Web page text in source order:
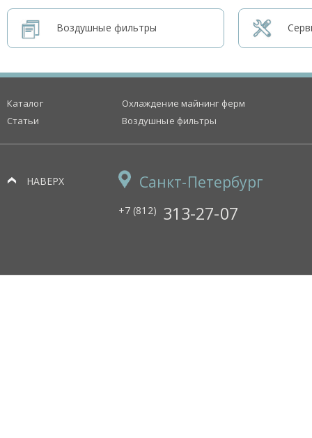
Воздушные фильтры
Каталог
Статьи
Охлаждение майнинг ферм
Воздушные фильтры
НАВЕРХ Санкт-Петербург
+7 (812) 313-27-07